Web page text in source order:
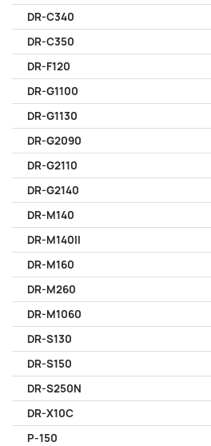
DR-C340
DR-C350
DR-F120
DR-G1100
DR-G1130
DR-G2090
DR-G2110
DR-G2140
DR-M140
DR-M140II
DR-M160
DR-M260
DR-M1060
DR-S130
DR-S150
DR-S250N
DR-X10C
P-150